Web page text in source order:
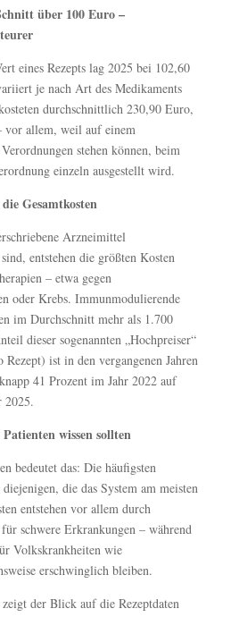
über 100 Euro –
eines Rezepts lag 2025 bei 102,60
je nach Art des Medikaments
durchschnittlich 230,90 Euro,
vor allem, weil auf einem
stehen können, beim
einzeln ausgestellt wird.
Gesamtkosten
Arzneimittel
entstehen die größten Kosten
– etwa gegen
oder Krebs. Immunmodulierende
im Durchschnitt mehr als 1.700
dieser sogenannten „Hochpreiser“
ist in den vergangenen Jahren
41 Prozent im Jahr 2022 auf
2025.
wissen sollten
bedeutet das: Die häufigsten
die das System am meisten
entstehen vor allem durch
schwere Erkrankungen – während
Volkskrankheiten wie
erschwinglich bleiben.
der Blick auf die Rezeptdaten